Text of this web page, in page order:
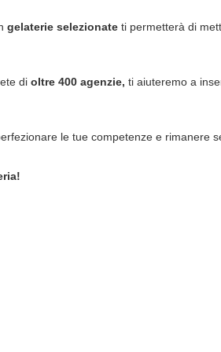
gelaterie selezionate ti permetterà di
di oltre 400 agenzie, ti aiuteremo a
le tue competenze e rimanere